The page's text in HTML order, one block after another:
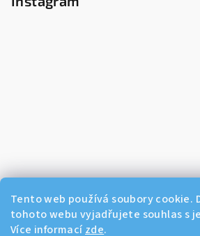
Tento web používá soubory cookie.
tohoto webu vyjadřujete souhlas s
Více informací zde.